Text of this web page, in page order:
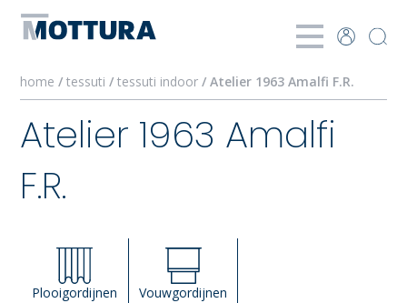
home /tessuti/tessuti indoor/ Atelier 1963 Amalfi F.R.
Atelier 1963 Amalfi
F.R.
Plooigordijnen Vouwgordijnen